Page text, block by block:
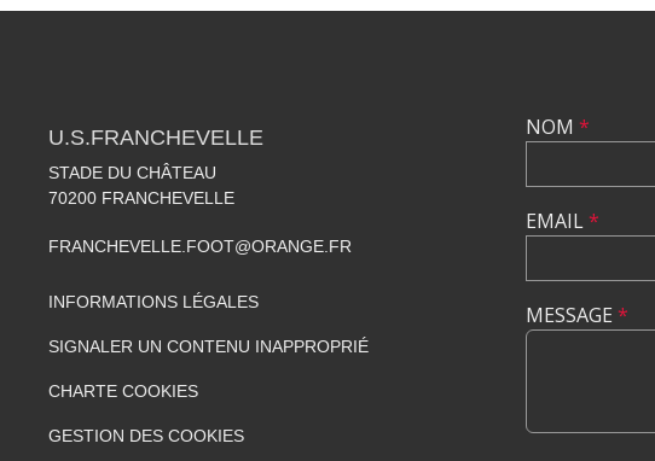
U.S.FRANCHEVELLE
STADE DU CHÂTEAU
70200 FRANCHEVELLE
FRANCHEVELLE.FOOT@ORANGE.FR
INFORMATIONS LÉGALES
SIGNALER UN CONTENU INAPPROPRIÉ
CHARTE COOKIES
GESTION DES COOKIES
NOM *
EMAIL*
MESSAGE *